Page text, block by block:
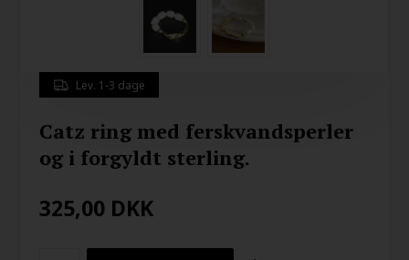
Lev. 1-3 dage
Catz ring med ferskvandsperler
og i forgyldt sterling.
325,00 DKK